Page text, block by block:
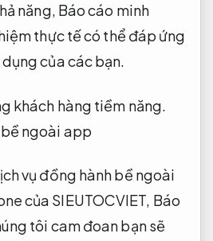
năng, Báo cáo minh
thực tế có thể đáp ứng
của các bạn.
khách hàng tiềm năng.
ngoài app
vụ đồng hành bề ngoài
của SIEUTOCVIET, Báo
tôi cam đoan bạn sẽ